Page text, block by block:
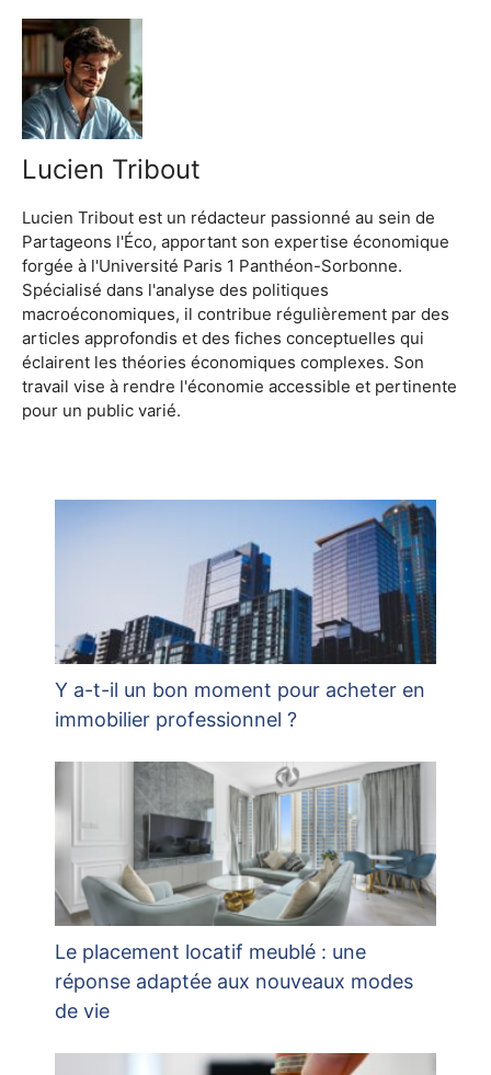
Lucien Tribout
Lucien Tribout est un rédacteur passionné au sein de
Partageons l'Éco, apportant son expertise économique
forgée à l'Université Paris 1 Panthéon-Sorbonne.
Spécialisé dans l'analyse des politiques
macroéconomiques, il contribue régulièrement par des
articles approfondis et des fiches conceptuelles qui
éclairent les théories économiques complexes. Son
travail vise à rendre l'économie accessible et pertinente
pour un public varié.
Y a-t-il un bon moment pour acheter en
immobilier professionnel ?
Le placement locatif meublé : une
réponse adaptée aux nouveaux modes
de vie